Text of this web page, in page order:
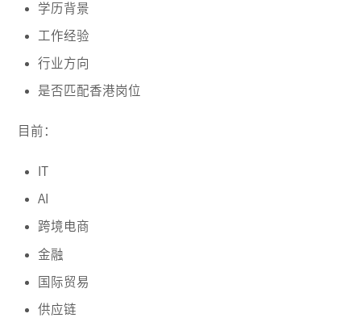
学历背景
工作经验
行业方向
是否匹配香港岗位
目前：
IT
AI
跨境电商
金融
国际贸易
供应链